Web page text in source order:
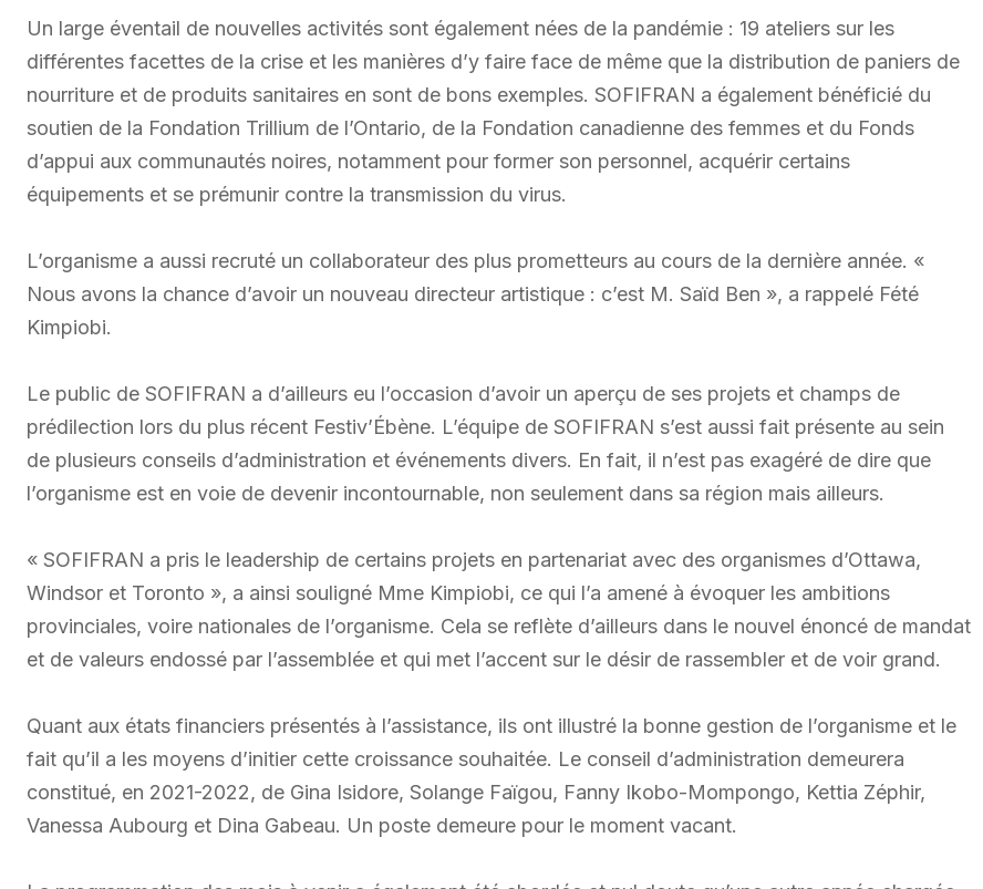
Un large éventail de nouvelles activités sont également nées de la pandémie : 19 ateliers sur les
différentes facettes de la crise et les manières d’y faire face de même que la distribution de paniers de
nourriture et de produits sanitaires en sont de bons exemples. SOFIFRAN a également bénéficié du
soutien de la Fondation Trillium de l’Ontario, de la Fondation canadienne des femmes et du Fonds
d’appui aux communautés noires, notamment pour former son personnel, acquérir certains
équipements et se prémunir contre la transmission du virus.
L’organisme a aussi recruté un collaborateur des plus prometteurs au cours de la dernière année. «
Nous avons la chance d’avoir un nouveau directeur artistique : c’est M. Saïd Ben », a rappelé Fété
Kimpiobi.
Le public de SOFIFRAN a d’ailleurs eu l’occasion d’avoir un aperçu de ses projets et champs de
prédilection lors du plus récent Festiv’Ébène. L’équipe de SOFIFRAN s’est aussi fait présente au sein
de plusieurs conseils d’administration et événements divers. En fait, il n’est pas exagéré de dire que
l’organisme est en voie de devenir incontournable, non seulement dans sa région mais ailleurs.
« SOFIFRAN a pris le leadership de certains projets en partenariat avec des organismes d’Ottawa,
Windsor et Toronto », a ainsi souligné Mme Kimpiobi, ce qui l’a amené à évoquer les ambitions
provinciales, voire nationales de l’organisme. Cela se reflète d’ailleurs dans le nouvel énoncé de mandat
et de valeurs endossé par l’assemblée et qui met l’accent sur le désir de rassembler et de voir grand.
Quant aux états financiers présentés à l’assistance, ils ont illustré la bonne gestion de l’organisme et le
fait qu’il a les moyens d’initier cette croissance souhaitée. Le conseil d’administration demeurera
constitué, en 2021-2022, de Gina Isidore, Solange Faïgou, Fanny Ikobo-Mompongo, Kettia Zéphir,
Vanessa Aubourg et Dina Gabeau. Un poste demeure pour le moment vacant.